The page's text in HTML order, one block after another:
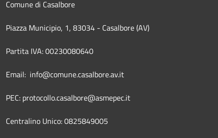
Comune di Casalbore
Piazza Municipio, 1, 83034 - Casalbore (AV)
Partita IVA: 00230080640
Email: info@comune.casalbore.av.it
PEC: protocollo.casalbore@asmepec.it
Centralino Unico: 0825849005